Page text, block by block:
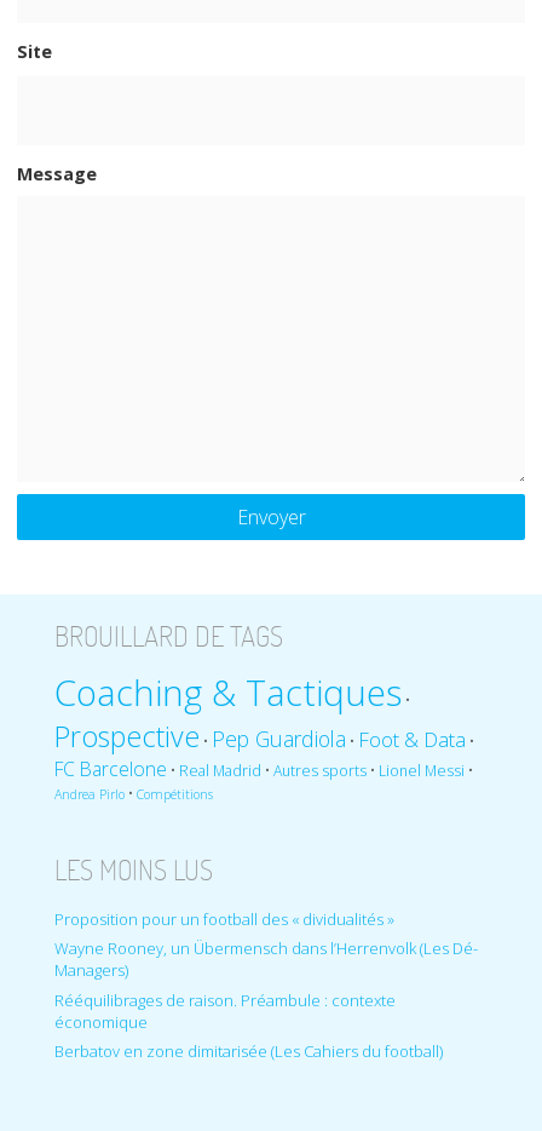
Site
Message
BROUILLARD DE TAGS
Coaching & Tactiques•
Prospective • Pep Guardiola • Foot & Data •
FC Barcelone • Real Madrid • Autres sports• Lionel Messi •
Andrea Pirlo• Compétitions
LES MOINS LUS
Proposition pour un football des « dividualités »
Wayne Rooney, un Übermensch dans l’Herrenvolk (Les Dé-
Managers)
Rééquilibrages de raison. Préambule : contexte
économique
Berbatov en zone dimitarisée (Les Cahiers du football)